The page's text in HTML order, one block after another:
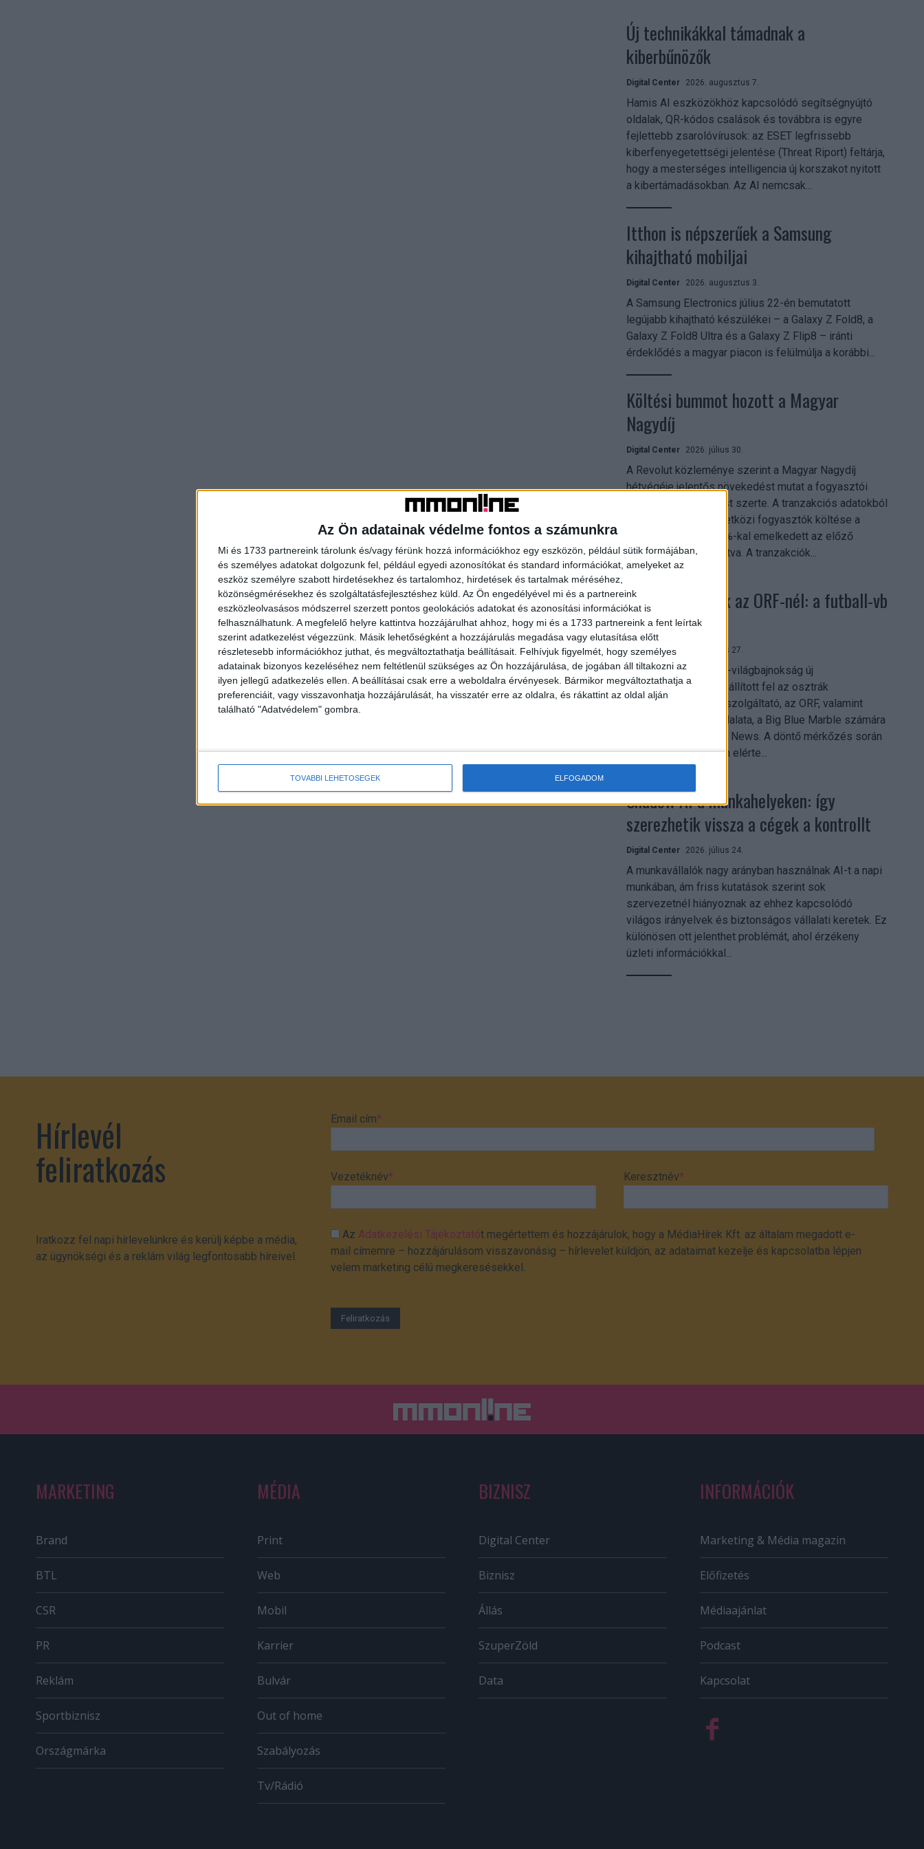
Az Ön adatainak védelme fontos a számunkra
Mi és 1733 partnereink tárolunk és/vagy férünk hozzá információkhoz egy eszközön, például sütik formájában,
és személyes adatokat dolgozunk fel, például egyedi azonosítókat és standard információkat, amelyeket az
eszköz személyre szabott hirdetésekhez és tartalomhoz, hirdetések és tartalmak méréséhez,
közönségmérésekhez és szolgáltatásfejlesztéshez küld. Az Ön engedélyével mi és a partnereink
eszközleolvasásos módszerrel szerzett pontos geolokációs adatokat és azonosítási információkat is
felhasználhatunk. A megfelelő helyre kattintva hozzájárulhat ahhoz, hogy mi és a 1733 partnereink a fent leírtak
szerint adatkezelést végezzünk. Másik lehetőségként a hozzájárulás megadása vagy elutasítása előtt
részletesebb információkhoz juthat, és megváltoztathatja beállításait. Felhívjuk figyelmét, hogy személyes
adatainak bizonyos kezeléséhez nem feltétlenül szükséges az Ön hozzájárulása, de jogában áll tiltakozni az
ilyen jellegű adatkezelés ellen. A beállításai csak erre a weboldalra érvényesek. Bármikor megváltoztathatja a
preferenciáit, vagy visszavonhatja hozzájárulását, ha visszatér erre az oldalra, és rákattint az oldal alján
található "Adatvédelem" gombra.
TOVÁBBI LEHETŐSÉGEK ELFOGADOM
Új technikákkal támadnak a
kiberbűnözők
Digital Center 2026. augusztus 7.
Hamis AI eszközökhöz kapcsolódó segítségnyújtó
oldalak, QR-kódos csalások és továbbra is egyre
fejlettebb zsarolóvírusok: az ESET legfrissebb
kiberfenyegetettségi jelentése (Threat Riport) feltárja,
hogy a mesterséges intelligencia új korszakot nyitott
a kibertámadásokban. Az AI nemcsak...
Itthon is népszerűek a Samsung
kihajtható mobiljai
Digital Center 2026. augusztus 3.
A Samsung Electronics július 22-én bemutatott
legújabb kihajtható készülékei – a Galaxy Z Fold8, a
Galaxy Z Fold8 Ultra és a Galaxy Z Flip8 – iránti
érdeklődés a magyar piacon is felülmúlja a korábbi...
Költési bummot hozott a Magyar
Nagydíj
Digital Center 2026. július 30.
A Revolut közleménye szerint a Magyar Nagydíj
hétvégéje jelentős növekedést mutat a fogyasztói
aktivitásban Budapest szerte. A tranzakciós adatokból
kiderül, hogy a nemzetközi fogyasztók költése a
versenyhétvégén 26%-kal emelkedett az előző
hétvégéhez viszonyítva. A tranzakciók...
Rekordok dőltek az ORF-nél: a futball-vb
mindent vitt
Digital Center 2026. július 27.
A 2026-os labdarúgó-világbajnokság új
streamingrekordokat állított fel az osztrák
közszolgálati műsorszolgáltató, az ORF, valamint
technológiai leányvállalata, a Big Blue Marble számára
– írja a Broadband TV News. A döntő mérkőzés során
az átlagos nézőszám elérte...
Shadow AI a munkahelyeken: így
szerezhetik vissza a cégek a kontrollt
Digital Center 2026. július 24.
A munkavállalók nagy arányban használnak AI-t a napi
munkában, ám friss kutatások szerint sok
szervezetnél hiányoznak az ehhez kapcsolódó
világos irányelvek és biztonságos vállalati keretek. Ez
különösen ott jelenthet problémát, ahol érzékeny
üzleti információkkal...
Hírlevél
feliratkozás
Iratkozz fel napi hírlevelünkre és kerülj képbe a média,
az ügynökségi és a reklám világ legfontosabb híreivel.
Email cím*
Vezetéknév* Keresztnév*
AzAdatkezelési Tájékoztatót megértettem és hozzájárulok, hogy a MédiaHírek Kft. az általam megadott e-
mail címemre – hozzájárulásom visszavonásig – hírlevelet küldjön, az adataimat kezelje és kapcsolatba lépjen
velem marketing célú megkeresésekkel.
MARKETING
Brand
BTL
CSR
PR
Reklám
Sportbiznisz
Országmárka
MÉDIA
Print
Web
Mobil
Karrier
Bulvár
Out of home
Szabályozás
Tv/Rádió
BIZNISZ
Digital Center
Biznisz
Állás
SzuperZöld
Data
INFORMÁCIÓK
Marketing & Média magazin
Előfizetés
Médiaajánlat
Podcast
Kapcsolat